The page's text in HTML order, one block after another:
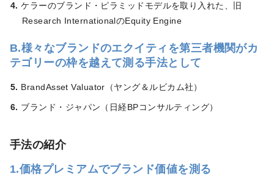
ケラーのブランド・ピラミッドモデルを取り入れた、旧
Research InternationalのEquity Engine
B.様々なブランドのエクイティを第三者機関がカ
テゴリーの枠を越えて測る手法として
BrandAsset Valuator（ヤング＆ルビカム社）
ブランド・ジャパン（日経BPコンサルティング）
手法の紹介
1.価格プレミアムでブランド価値を測る